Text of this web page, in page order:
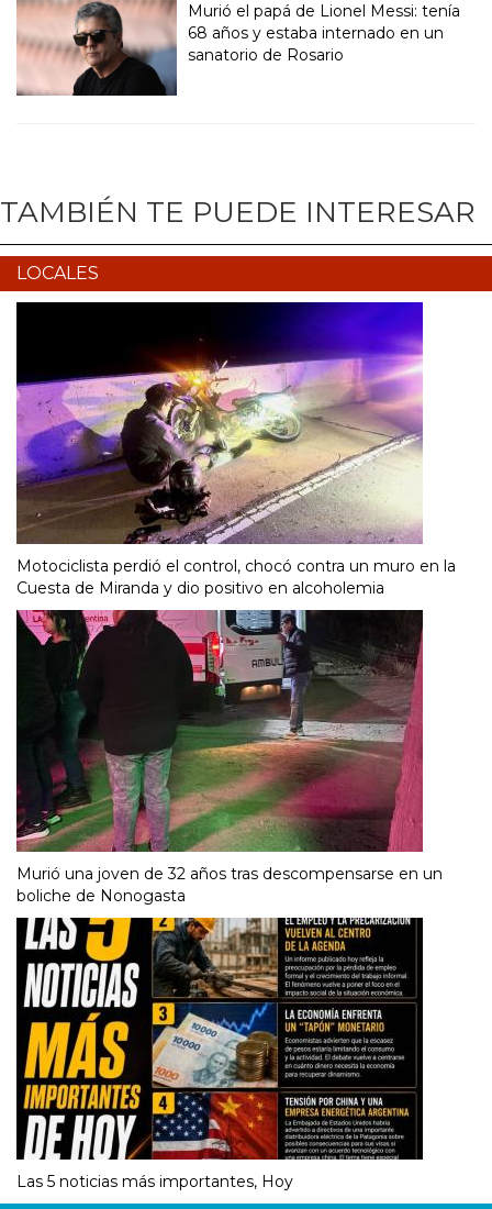
Murió el papá de Lionel Messi: tenía
68 años y estaba internado en un
sanatorio de Rosario
TAMBIÉN TE PUEDE INTERESAR
LOCALES
Motociclista perdió el control, chocó contra un muro en la
Cuesta de Miranda y dio positivo en alcoholemia
Murió una joven de 32 años tras descompensarse en un
boliche de Nonogasta
Las 5 noticias más importantes, Hoy